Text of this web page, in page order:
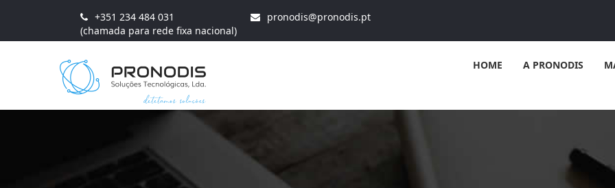
+351 234 484 031
(chamada para rede fixa nacional)
pronodis@pronodis.pt
HOME A PRONODIS